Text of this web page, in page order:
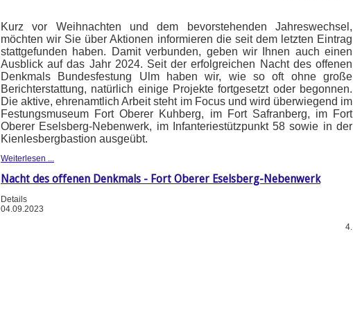
Kurz vor Weihnachten und dem bevorstehenden Jahreswechsel,
möchten wir Sie über Aktionen informieren die seit dem letzten Eintrag
stattgefunden haben. Damit verbunden, geben wir Ihnen auch einen
Ausblick auf das Jahr 2024. Seit der erfolgreichen Nacht des offenen
Denkmals Bundesfestung Ulm haben wir, wie so oft ohne große
Berichterstattung, natürlich einige Projekte fortgesetzt oder begonnen.
Die aktive, ehrenamtlich Arbeit steht im Focus und wird überwiegend im
Festungsmuseum Fort Oberer Kuhberg, im Fort Safranberg, im Fort
Oberer Eselsberg-Nebenwerk, im Infanteriestützpunkt 58 sowie in der
Kienlesbergbastion ausgeübt.
Weiterlesen ...
Nacht des offenen Denkmals - Fort Oberer Eselsberg-Nebenwerk
Details
04.09.2023
4.